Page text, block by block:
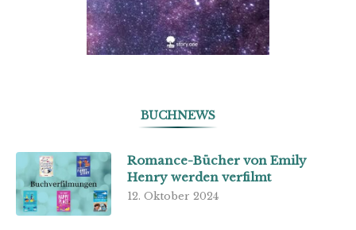
BUCHNEWS
Romance-Bücher von Emily
Henry werden verfilmt
12. Oktober 2024